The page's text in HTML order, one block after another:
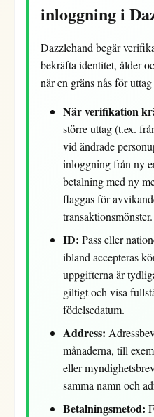
inloggning i
Dazzlehand begär
bekräfta identitet, ålder
när en gräns nås för
När verifikation
större uttag (t.ex.
vid ändrade
inloggning från ny
betalning med ny
flaggas för
transaktionsmönster.
ID: Pass eller
ibland accepteras
uppgifterna är
giltigt och visa
födelsedatum.
Address:
månaderna, till
eller
samma namn och
Betalningsmetod: